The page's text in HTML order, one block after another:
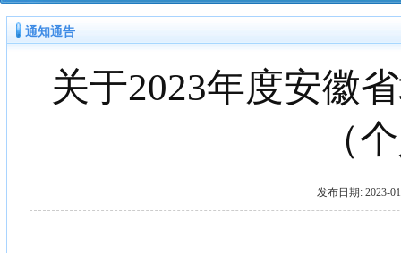
通知通告
关于2023年度安徽
（
发布日期: 2023-